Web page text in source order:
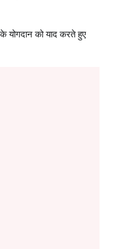
योगदान को याद करते हुए